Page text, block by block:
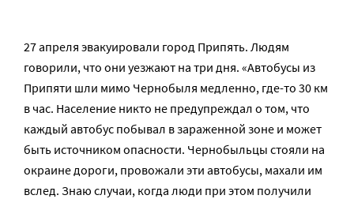
27 апреля эвакуировали город Припять. Людям
говорили, что они уезжают на три дня. «Автобусы из
Припяти шли мимо Чернобыля медленно, где-то 30 км
в час. Население никто не предупреждал о том, что
каждый автобус побывал в зараженной зоне и может
быть источником опасности. Чернобыльцы стояли на
окраине дороги, провожали эти автобусы, махали им
вслед. Знаю случаи, когда люди при этом получили